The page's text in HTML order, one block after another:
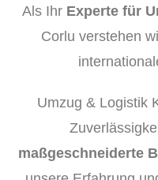
Als Ihr Experte für
Corlu verstehen
Umzug & Logistik
maßgeschneiderte